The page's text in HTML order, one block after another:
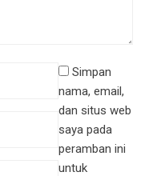
Simpan
nama, email,
dan situs web
saya pada
peramban ini
untuk